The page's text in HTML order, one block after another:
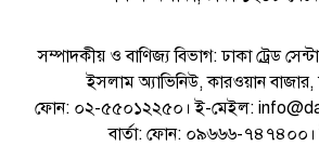
সম্পাদকীয় ও বাণিজ্য বিভাগ: ঢাকা ট্রেড
ইসলাম অ্যাভিনিউ, কারওয়ান
ফোন: ০২-৫৫০১২২৫০। ই-মেইল:
বার্তা: ফোন: ০৯৬৬৬-